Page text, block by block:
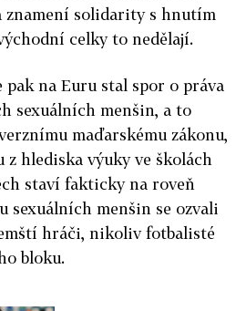
znamení solidarity s hnutím
celky to nedělají.
pak na Euru stal spor o práva
sexuálních menšin, a to
maďarskému zákonu,
hlediska výuky ve školách
staví fakticky na roveň
sexuálních menšin se ozvali
hráči, nikoliv fotbalisté
bloku.